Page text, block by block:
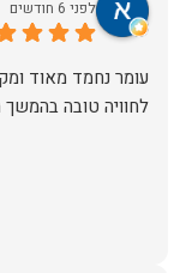
לפני 6 חודשים
עומר נחמד מאוד
לחוויה טובה